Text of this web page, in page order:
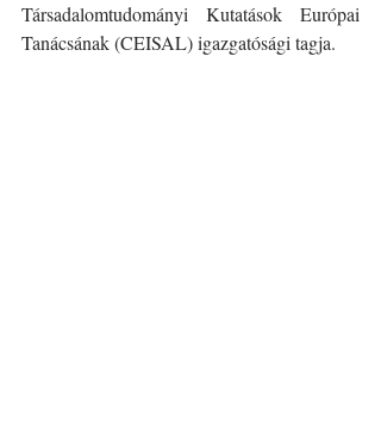
Társadalomtudományi Kutatások Európai
Tanácsának (CEISAL) igazgatósági tagja.